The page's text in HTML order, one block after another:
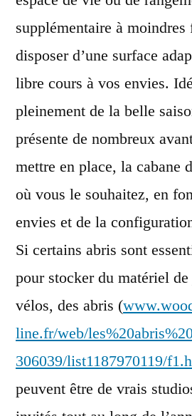
supplémentaire à
disposer d’une surface
libre cours à vos envies.
pleinement de la belle
présente de nombreux
mettre en place, la cabane
où vous le souhaitez, en
envies et de la
Si certains abris sont
pour stocker du matériel
vélos, des abris (
line.fr/web/
306039/list1187970119/
peuvent être de vrais